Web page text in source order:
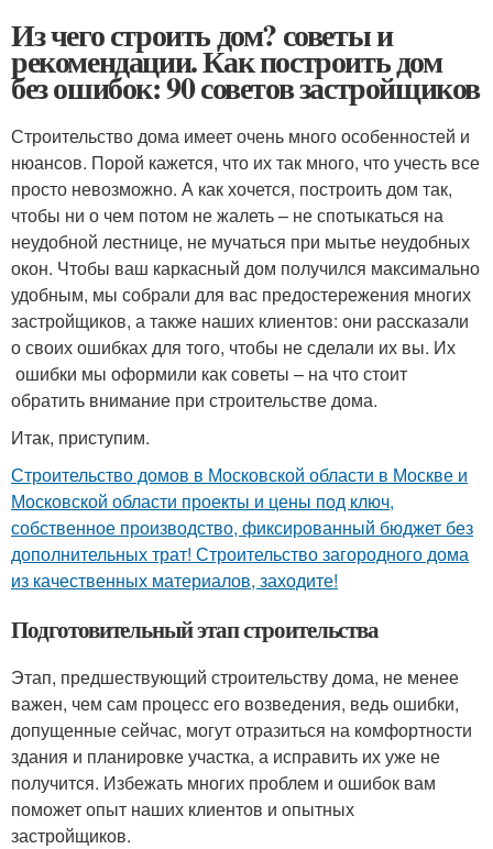
Из чего строить дом? советы и
рекомендации. Как построить дом
без ошибок: 90 советов застройщиков
Строительство дома имеет очень много особенностей и
нюансов. Порой кажется, что их так много, что учесть все
просто невозможно. А как хочется, построить дом так,
чтобы ни о чем потом не жалеть – не спотыкаться на
неудобной лестнице, не мучаться при мытье неудобных
окон. Чтобы ваш каркасный дом получился максимально
удобным, мы собрали для вас предостережения многих
застройщиков, а также наших клиентов: они рассказали
о своих ошибках для того, чтобы не сделали их вы. Их
ошибки мы оформили как советы – на что стоит
обратить внимание при строительстве дома.
Итак, приступим.
Строительство домов в Московской области в Москве и
Московской области проекты и цены под ключ,
собственное производство, фиксированный бюджет без
дополнительных трат! Строительство загородного дома
из качественных материалов, заходите!
Подготовительный этап строительства
Этап, предшествующий строительству дома, не менее
важен, чем сам процесс его возведения, ведь ошибки,
допущенные сейчас, могут отразиться на комфортности
здания и планировке участка, а исправить их уже не
получится. Избежать многих проблем и ошибок вам
поможет опыт наших клиентов и опытных
застройщиков.